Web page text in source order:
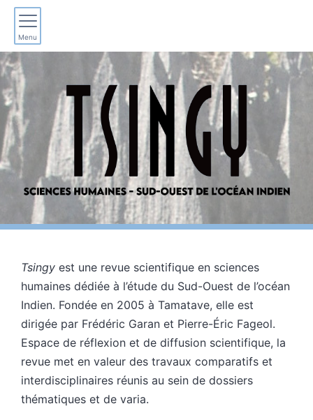
Menu
PRÉSENTATION
Tsingy est une revue scientifique en sciences
humaines dédiée à l’étude du Sud-Ouest de l’océan
Indien. Fondée en 2005 à Tamatave, elle est
dirigée par Frédéric Garan et Pierre-Éric Fageol.
Espace de réflexion et de diffusion scientifique, la
revue met en valeur des travaux comparatifs et
interdisciplinaires réunis au sein de dossiers
thématiques et de varia.